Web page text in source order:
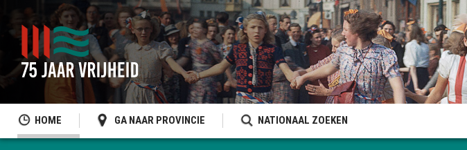
HOME GA NAAR PROVINCIE NATIONAAL ZOEKEN